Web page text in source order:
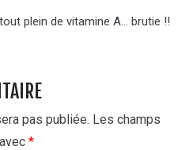
plein de vitamine A… brutie !!
pas publiée. Les champs
*